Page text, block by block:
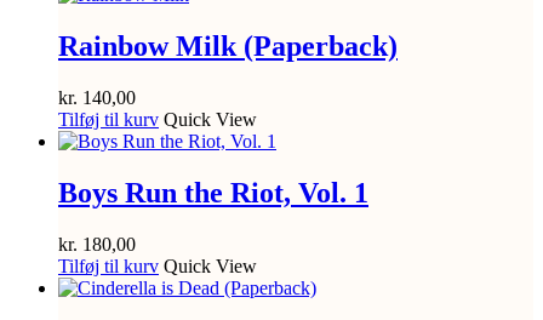
Rainbow Milk (Paperback)
kr. 140,00
Tilføj til kurv Quick View
Boys Run the Riot, Vol. 1
kr. 180,00
Tilføj til kurv Quick View